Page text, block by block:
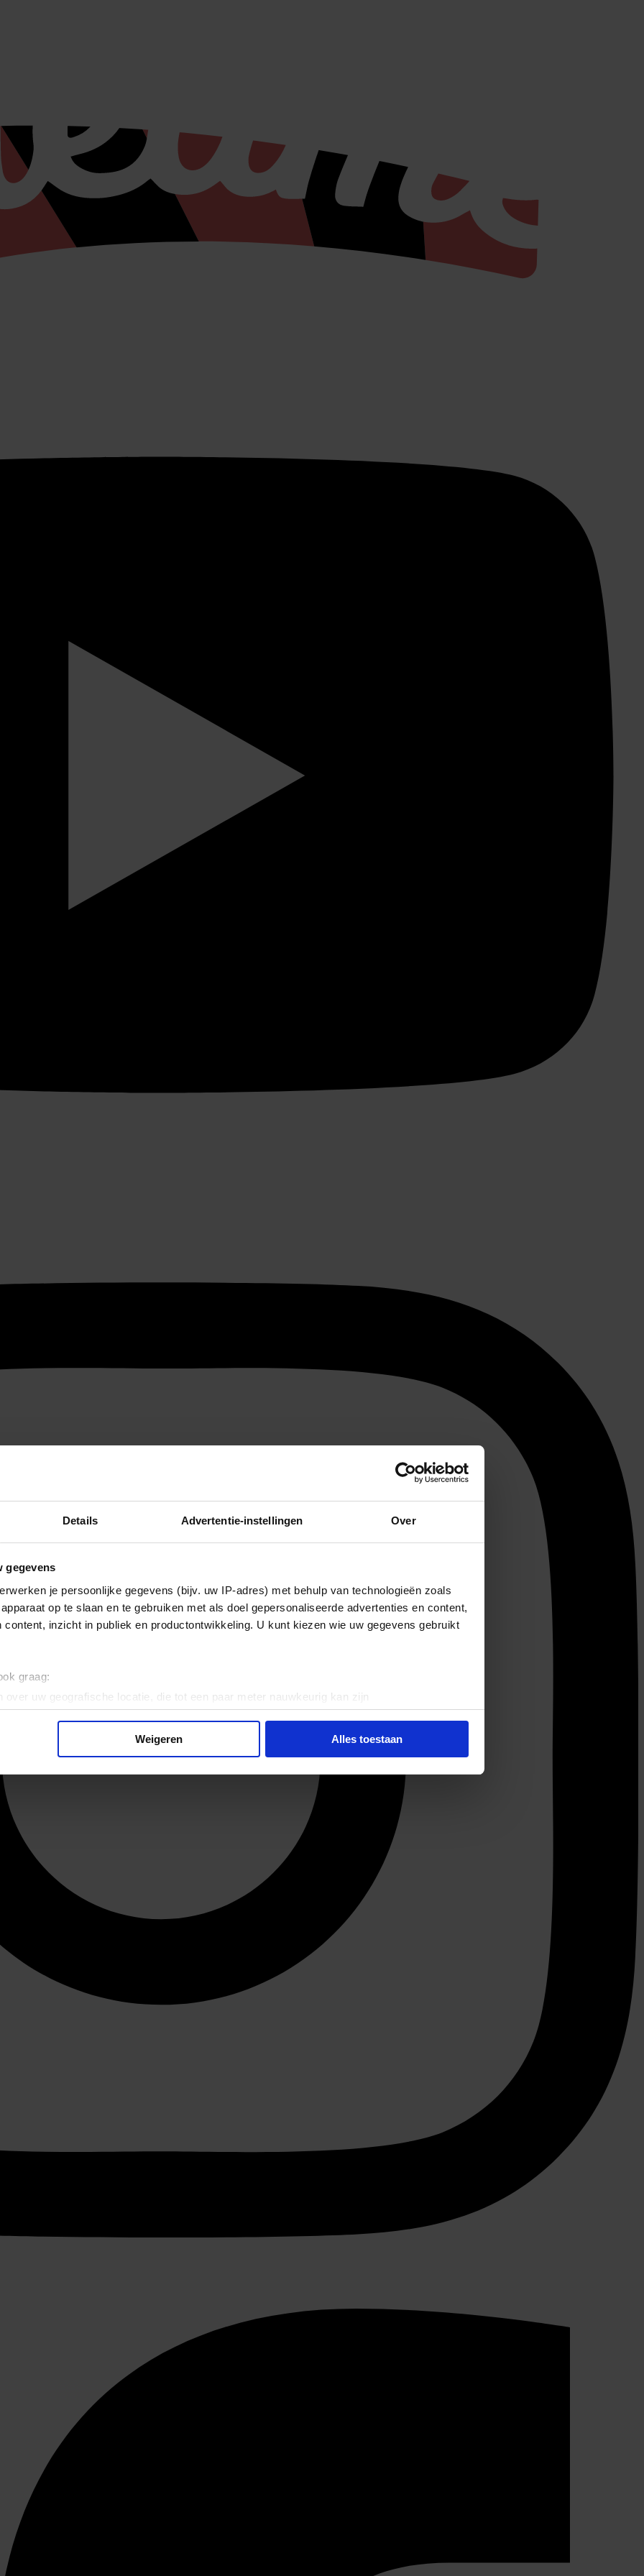
Details Advertentie-instellingen Over
gegevens
je persoonlijke gegevens (bijv. uw IP-adres) met behulp van technologieën zoals
op te slaan en te gebruiken met als doel gepersonaliseerde advertenties en content,
content, inzicht in publiek en productontwikkeling. U kunt kiezen wie uw gegevens gebruikt
graag:
over uw geografische locatie, die tot een paar meter nauwkeurig kan zijn
door het actief te scannen op specifieke eigenschappen (fingerprinting)
gegevens worden verwerkt en stel uw voorkeuren in het
detailgedeelte
en advertenties te personaliseren, om functies voor social media te bieden en om ons
Ook delen we informatie over uw gebruik van onze site met onze partners voor social
Deze partners kunnen deze gegevens combineren met andere informatie die u aan ze heeft
op basis van uw gebruik van hun services.
Weigeren Alles toestaan